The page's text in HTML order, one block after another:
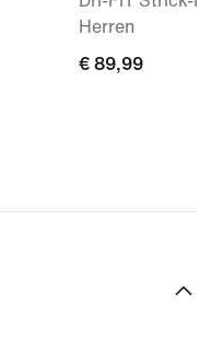
Herren
€ 89,99
€ 89,99